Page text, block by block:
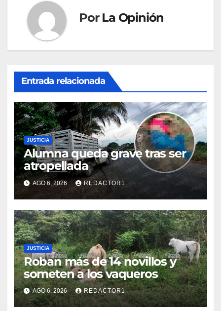
Por La Opinión
Entrada relacionada
JUSTICIA
Alumna queda grave tras ser
atropellada
AGO 6, 2026 REDACTOR1
JUSTICIA
Roban más de 14 novillos y
someten a los vaqueros
AGO 6, 2026 REDACTOR1